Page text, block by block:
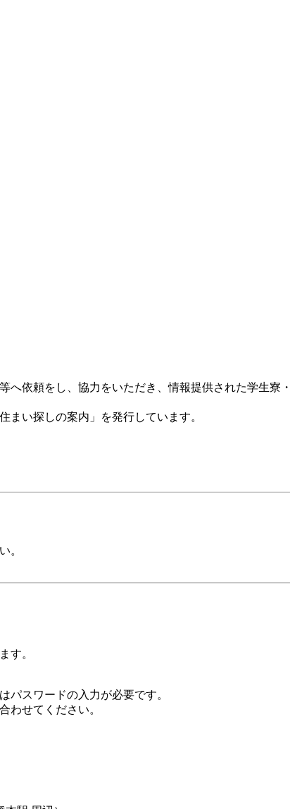
依頼をし、協力をいただき、情報提供された学生寮
まい探しの案内」を発行しています。
。
す。
パスワードの入力が必要です。
わせてください。